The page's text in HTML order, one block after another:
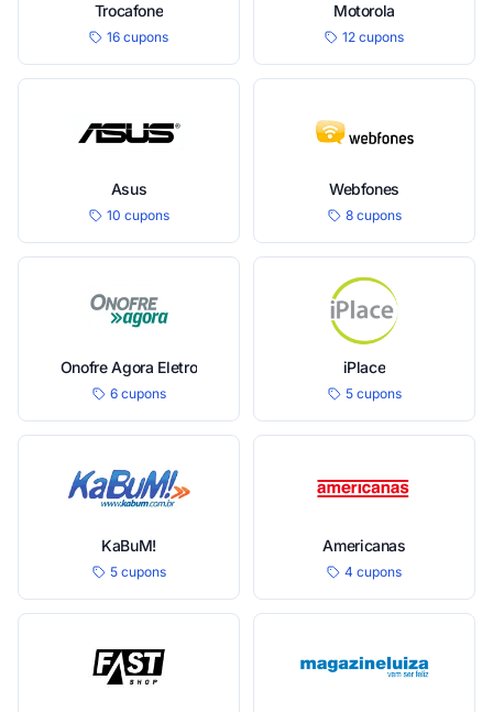
Trocafone
16 cupons
Motorola
12 cupons
Asus
10 cupons
Webfones
8 cupons
Onofre Agora Eletro
6 cupons
iPlace
5 cupons
KaBuM!
5 cupons
Americanas
4 cupons